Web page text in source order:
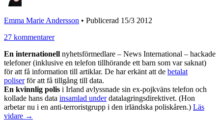
Emma Marie Andersson • Publicerad 15/3 2012
27 kommentarer
En internationell nyhetsförmedlare – News International – hackade
telefoner (inklusive en telefon tillhörande ett barn som var saknat)
för att få information till artiklar. De har erkänt att de betalat
poliserför att få tillgång till data.
En kvinnlig polis i Irland avlyssnade sin ex-pojkväns telefon och
kollade hans data insamlad underdatalagringsdirektivet. (Hon
arbetar nu i en anti-terroristgrupp i den irländska poliskåren.) Läs
vidare →